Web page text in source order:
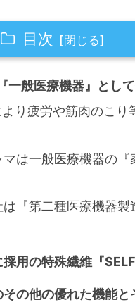
目次
般医療機器』とし
り疲労や筋肉のこり
は一般医療機器の
『第二種医療機器
用の特殊繊維『
の他の優れた機能と